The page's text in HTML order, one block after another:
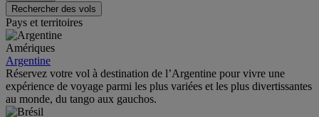
Rechercher des vols
Pays et territoires
Amériques
Argentine
Réservez votre vol à destination de l’Argentine pour vivre une
expérience de voyage parmi les plus variées et les plus divertissantes
au monde, du tango aux gauchos.